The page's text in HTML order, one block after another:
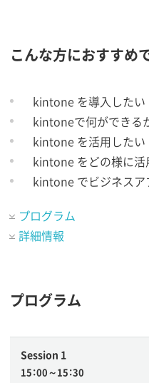
こんな方におすすめ
kintone を導入したい
kintoneで何ができる
kintone を活用したい
kintone をどの様に活
kintone でビジネスア
プログラム
詳細情報
プログラム
Session 1
15：00～15：30